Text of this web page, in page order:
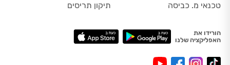
טכנאי מ. כביסה
תיקון תריסים
הורידו את
האפליקציה שלנו